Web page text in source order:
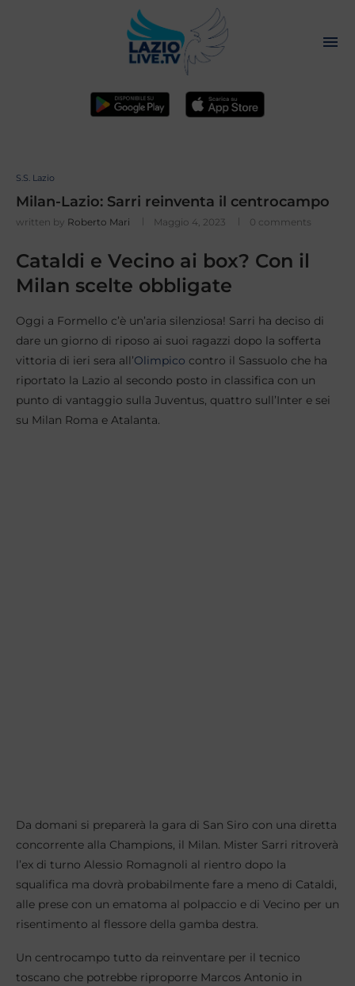
S.S. Lazio
Milan-Lazio: Sarri reinventa il centrocampo
written by Roberto Mari Maggio 4, 2023 0 comments
Cataldi e Vecino ai box? Con il
Milan scelte obbligate
Oggi a Formello c’è un’aria silenziosa! Sarri ha deciso di
dare un giorno di riposo ai suoi ragazzi dopo la sofferta
vittoria di ieri sera all’Olimpico contro il Sassuolo che ha
riportato la Lazio al secondo posto in classifica con un
punto di vantaggio sulla Juventus, quattro sull’Inter e sei
su Milan Roma e Atalanta.
Da domani si preparerà la gara di San Siro con una diretta
concorrente alla Champions, il Milan. Mister Sarri ritroverà
l’ex di turno Alessio Romagnoli al rientro dopo la
squalifica ma dovrà probabilmente fare a meno di Cataldi,
alle prese con un ematoma al polpaccio e di Vecino per un
risentimento al flessore della gamba destra.
Un centrocampo tutto da reinventare per il tecnico
toscano che potrebbe riproporre Marcos Antonio in